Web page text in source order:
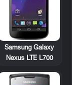
Samsung Galaxy
Nexus LTE L700